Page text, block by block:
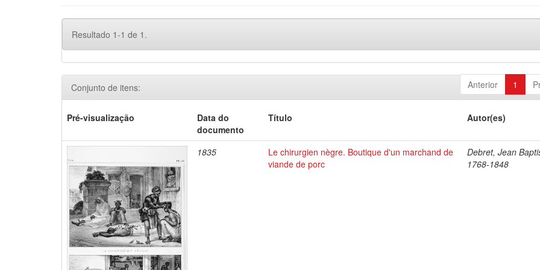
Resultado 1-1 de 1.
Anterior 1
Conjunto de itens:
Pré-visualização
Data do
documento
Título Autor(es)
1835
Le chirurgien nègre. Boutique d'un marchand de
viande de porc
Debret, Jean
1768-1848